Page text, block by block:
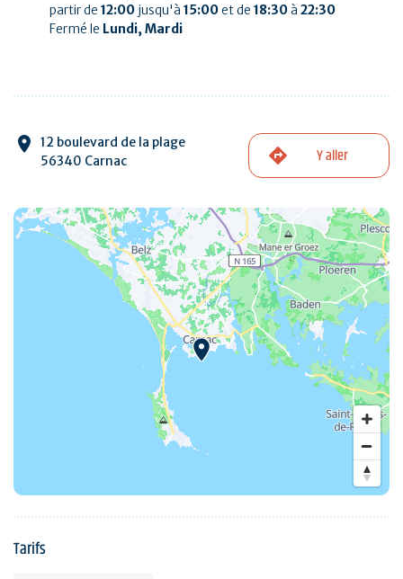
partir de 12:00 jusqu'à 15:00et de 18:30à 22:30
Fermé le Lundi, Mardi
12 boulevard de la plage
56340 Carnac
Y aller
Tarifs